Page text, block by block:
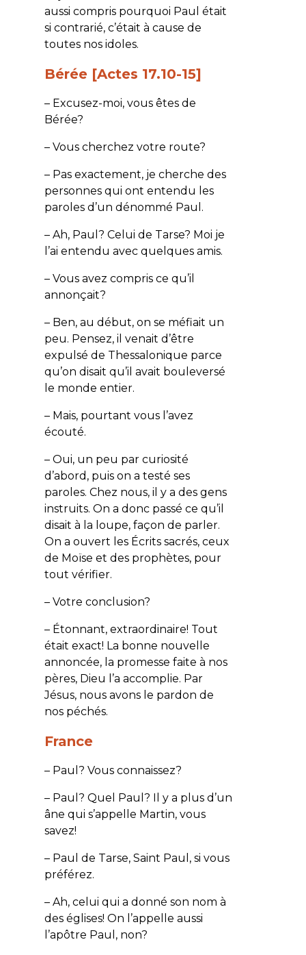
aussi compris pourquoi Paul était
si contrarié, c’était à cause de
toutes nos idoles.
Bérée [Actes 17.10-15]
– Excusez-moi, vous êtes de
Bérée?
– Vous cherchez votre route?
– Pas exactement, je cherche des
personnes qui ont entendu les
paroles d’un dénommé Paul.
– Ah, Paul? Celui de Tarse? Moi je
l’ai entendu avec quelques amis.
– Vous avez compris ce qu’il
annonçait?
– Ben, au début, on se méfiait un
peu. Pensez, il venait d’être
expulsé de Thessalonique parce
qu’on disait qu’il avait bouleversé
le monde entier.
– Mais, pourtant vous l’avez
écouté.
– Oui, un peu par curiosité
d’abord, puis on a testé ses
paroles. Chez nous, il y a des gens
instruits. On a donc passé ce qu’il
disait à la loupe, façon de parler.
On a ouvert les Écrits sacrés, ceux
de Moïse et des prophètes, pour
tout vérifier.
– Votre conclusion?
– Étonnant, extraordinaire! Tout
était exact! La bonne nouvelle
annoncée, la promesse faite à nos
pères, Dieu l’a accomplie. Par
Jésus, nous avons le pardon de
nos péchés.
France
– Paul? Vous connaissez?
– Paul? Quel Paul? Il y a plus d’un
âne qui s’appelle Martin, vous
savez!
– Paul de Tarse, Saint Paul, si vous
préférez.
– Ah, celui qui a donné son nom à
des églises! On l’appelle aussi
l’apôtre Paul, non?